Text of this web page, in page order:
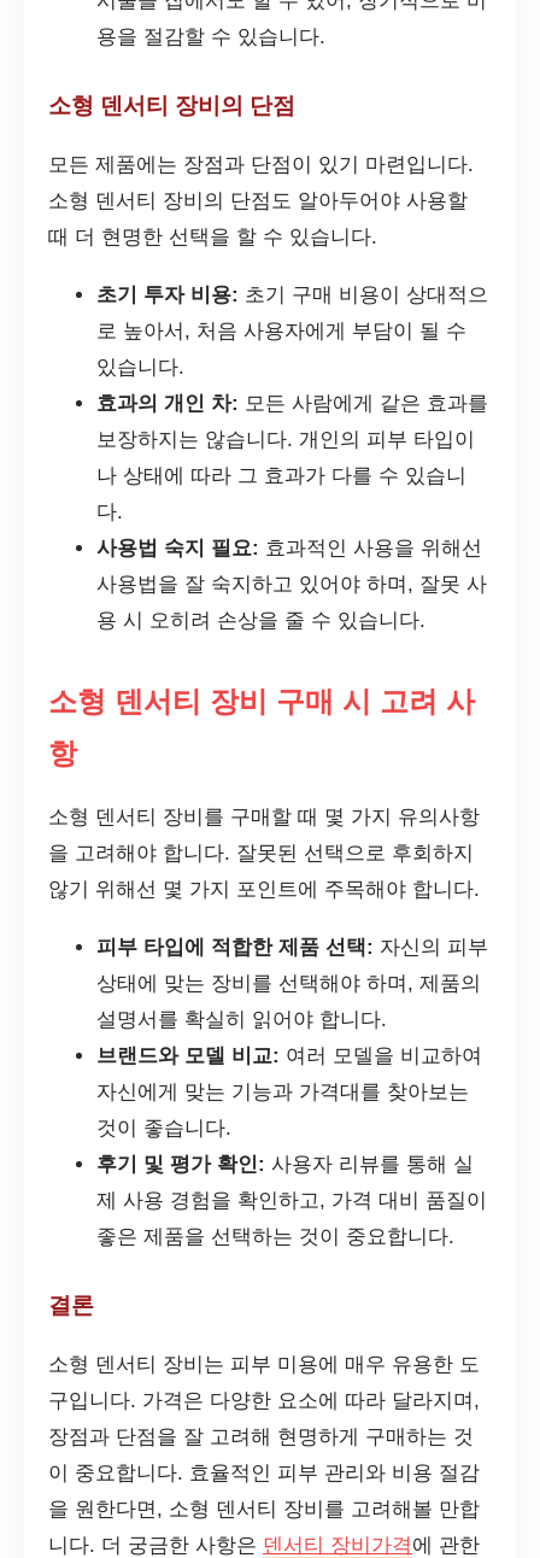
용을 절감할 수 있습니다.
소형 덴서티 장비의 단점
모든 제품에는 장점과 단점이 있기 마련입니다.
소형 덴서티 장비의 단점도 알아두어야 사용할
때 더 현명한 선택을 할 수 있습니다.
초기 투자 비용: 초기 구매 비용이 상대적으
로 높아서, 처음 사용자에게 부담이 될 수
있습니다.
효과의 개인 차: 모든 사람에게 같은 효과를
보장하지는 않습니다. 개인의 피부 타입이
나 상태에 따라 그 효과가 다를 수 있습니
다.
사용법 숙지 필요: 효과적인 사용을 위해선
사용법을 잘 숙지하고 있어야 하며, 잘못 사
용 시 오히려 손상을 줄 수 있습니다.
소형 덴서티 장비 구매 시 고려 사
항
소형 덴서티 장비를 구매할 때 몇 가지 유의사항
을 고려해야 합니다. 잘못된 선택으로 후회하지
않기 위해선 몇 가지 포인트에 주목해야 합니다.
피부 타입에 적합한 제품 선택: 자신의 피부
상태에 맞는 장비를 선택해야 하며, 제품의
설명서를 확실히 읽어야 합니다.
브랜드와 모델 비교: 여러 모델을 비교하여
자신에게 맞는 기능과 가격대를 찾아보는
것이 좋습니다.
후기 및 평가 확인: 사용자 리뷰를 통해 실
제 사용 경험을 확인하고, 가격 대비 품질이
좋은 제품을 선택하는 것이 중요합니다.
결론
소형 덴서티 장비는 피부 미용에 매우 유용한 도
구입니다. 가격은 다양한 요소에 따라 달라지며,
장점과 단점을 잘 고려해 현명하게 구매하는 것
이 중요합니다. 효율적인 피부 관리와 비용 절감
을 원한다면, 소형 덴서티 장비를 고려해볼 만합
니다. 더 궁금한 사항은 덴서티 장비가격에 관한